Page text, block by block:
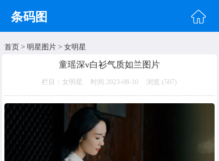
条码图
首页
美女图片
纹身图片
唯美图片
首页> 明星图片> 女明星
童瑶深v白衫气质如兰图片
栏目：女明星 时间:2023-08-10 浏览:(507)